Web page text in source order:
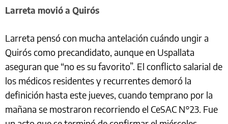
Larreta movió a Quirós
Larreta pensó con mucha antelación cuándo ungir a
Quirós como precandidato, aunque en Uspallata
aseguran que “no es su favorito”. El conflicto salarial de
los médicos residentes y recurrentes demoró la
definición hasta este jueves, cuando temprano por la
mañana se mostraron recorriendo el CeSAC N°23. Fue